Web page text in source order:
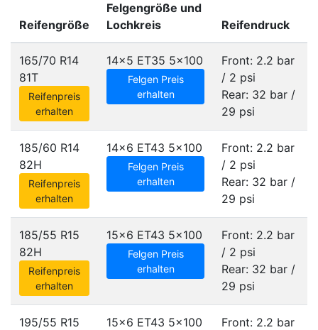
Reifengröße
Felgengröße und
Lochkreis
Reifendruck
165/70 R14
81T
Reifenpreis
erhalten
14x5 ET35 5x100
Felgen Preis
erhalten
Front: 2.2 bar
/ 2 psi
Rear: 32 bar /
29 psi
185/60 R14
82H
Reifenpreis
erhalten
14x6 ET43 5x100
Felgen Preis
erhalten
Front: 2.2 bar
/ 2 psi
Rear: 32 bar /
29 psi
185/55 R15
82H
Reifenpreis
erhalten
15x6 ET43 5x100
Felgen Preis
erhalten
Front: 2.2 bar
/ 2 psi
Rear: 32 bar /
29 psi
195/55 R15
15x6 ET43 5x100
Front: 2.2 bar